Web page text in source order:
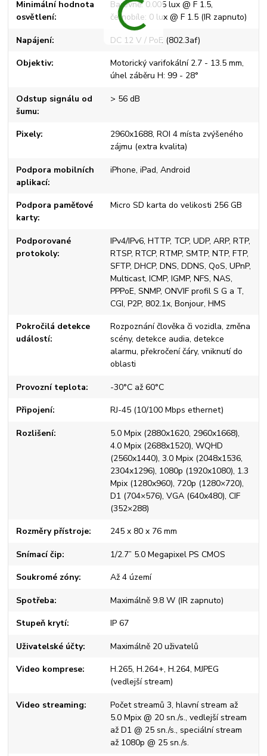
Minimální hodnota
osvětlení
Barevně: 0.005 lux @ F 1.5,
černobíle: 0 lux @ F 1.5 (IR zapnuto)
Napájení DC 12 V / PoE (802.3af)
Objektiv
Motorický varifokální 2.7 - 13.5 mm,
úhel záběru H: 99 - 28°
Odstup signálu od
šumu
> 56 dB
Pixely
2960x1688, ROI 4 místa zvýšeného
zájmu (extra kvalita)
Podpora mobilních
aplikací
iPhone, iPad, Android
Podpora paměťové
karty
Micro SD karta do velikosti 256 GB
Podporované
protokoly
IPv4/IPv6, HTTP, TCP, UDP, ARP, RTP,
RTSP, RTCP, RTMP, SMTP, NTP, FTP,
SFTP, DHCP, DNS, DDNS, QoS, UPnP,
Multicast, ICMP, IGMP, NFS, NAS,
PPPoE, SNMP, ONVIF profil S G a T,
CGI, P2P, 802.1x, Bonjour, HMS
Pokročilá detekce
událostí
Rozpoznání člověka či vozidla, změna
scény, detekce audia, detekce
alarmu, překročení čáry, vniknutí do
oblasti
Provozní teplota -30°C až 60°C
Připojení RJ-45 (10/100 Mbps ethernet)
Rozlišení
5.0 Mpix (2880x1620, 2960x1668),
4.0 Mpix (2688x1520), WQHD
(2560x1440), 3.0 Mpix (2048x1536,
2304x1296), 1080p (1920x1080), 1.3
Mpix (1280x960), 720p (1280×720),
D1 (704×576), VGA (640x480), CIF
(352×288)
Rozměry přístroje 245 x 80 x 76 mm
Snímací čip 1/2.7” 5.0 Megapixel PS CMOS
Soukromé zóny Až 4 území
Spotřeba Maximálně 9.8 W (IR zapnuto)
Stupeň krytí IP 67
Uživatelské účty Maximálně 20 uživatelů
Video komprese
H.265, H.264+, H.264, MJPEG
(vedlejší stream)
Video streaming
Počet streamů 3, hlavní stream až
5.0 Mpix @ 20 sn./s., vedlejší stream
až D1 @ 25 sn./s., speciální stream
až 1080p @ 25 sn./s.